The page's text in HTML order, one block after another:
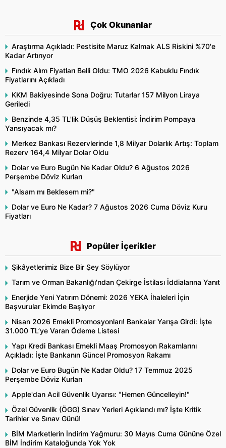
Çok Okunanlar
Araştırma Açıkladı: Pestisite Maruz Kalmak ALS Riskini %70'e
Kadar Artırıyor
Fındık Alım Fiyatları Belli Oldu: TMO 2026 Kabuklu Fındık
Fiyatlarını Açıkladı
KKM Bakiyesinde Sona Doğru: Tutarlar 157 Milyon Liraya
Geriledi
Benzinde 4,35 TL'lik Düşüş Beklentisi: İndirim Pompaya
Yansıyacak mı?
Merkez Bankası Rezervlerinde 1,8 Milyar Dolarlık Artış: Toplam
Rezerv 164,4 Milyar Dolar Oldu
Dolar ve Euro Bugün Ne Kadar Oldu? 6 Ağustos 2026
Perşembe Döviz Kurları
"Alsam mı Beklesem mi?"
Dolar ve Euro Ne Kadar? 7 Ağustos 2026 Cuma Döviz Kuru
Fiyatları
Popüler İçerikler
Şikâyetlerimiz Bize Bir Şey Söylüyor
Tarım ve Orman Bakanlığı'ndan Çekirge İstilası İddialarına Yanıt
Enerjide Yeni Yatırım Dönemi: 2026 YEKA İhaleleri İçin
Başvurular Ekimde Başlıyor
Nisan 2026 Emekli Promosyonları! Bankalar Yarışa Girdi: İşte
31.000 TL’ye Varan Ödeme Listesi
Yapı Kredi Bankası Emekli Maaş Promosyon Rakamlarını
Açıkladı: İşte Bankanın Güncel Promosyon Rakamı
Dolar ve Euro Bugün Ne Kadar Oldu? 17 Temmuz 2025
Perşembe Döviz Kurları
Apple'dan Acil Güvenlik Uyarısı: "Hemen Güncelleyin!"
Özel Güvenlik (ÖGG) Sınav Yerleri Açıklandı mı? İşte Kritik
Tarihler ve Sınav Günü!
BİM Marketlerin İndirim Yağmuru: 30 Mayıs Cuma Gününe Özel
BİM İndirim Kataloğunda Yok Yok